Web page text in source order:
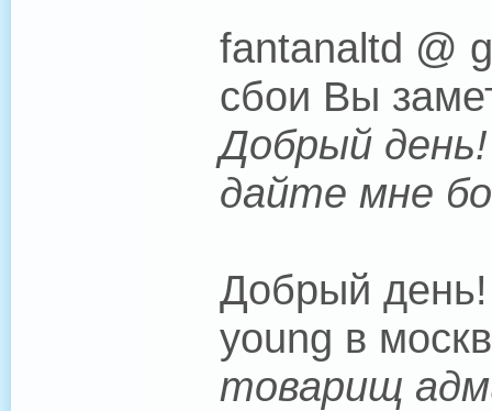
fantanaltd @
сбои Вы
Добрый
дайте мне
Добрый день!
young в
товарищ